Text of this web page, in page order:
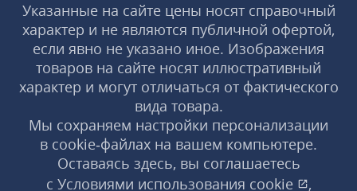
Указанные на сайте цены носят справочный
характер и не являются публичной офертой,
если явно не указано иное. Изображения
товаров на сайте носят иллюстративный
характер и могут отличаться от фактического
вида товара.
Мы сохраняем настройки персонализации
в cookie‑файлах на вашем компьютере.
Оставаясь здесь, вы соглашаетесь
с Условиями использования cookie ,